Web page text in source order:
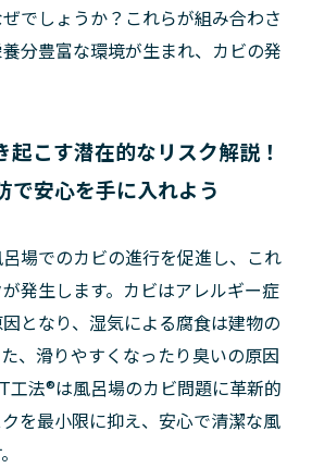
でしょうか？これらが組み合わさ
分豊富な環境が生まれ、カビの発
起こす潜在的なリスク解説！
で安心を手に入れよう
場でのカビの進行を促進し、これ
発生します。カビはアレルギー症
となり、湿気による腐食は建物の
、滑りやすくなったり臭いの原因
工法®は風呂場のカビ問題に革新的
を最小限に抑え、安心で清潔な風